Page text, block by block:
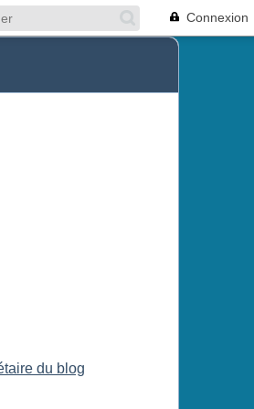
Connexion
du blog